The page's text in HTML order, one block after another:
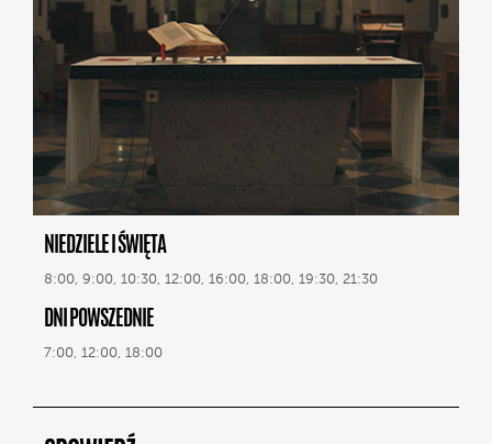
NIEDZIELE I ŚWIĘTA
8:00, 9:00, 10:30, 12:00, 16:00, 18:00, 19:30, 21:30
DNI POWSZEDNIE
7:00, 12:00, 18:00